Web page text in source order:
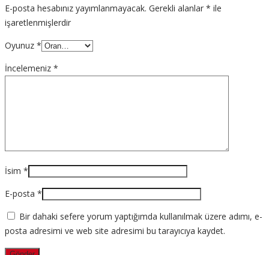
E-posta hesabınız yayımlanmayacak. Gerekli alanlar * ile
işaretlenmişlerdir
Oyunuz *
İncelemeniz *
İsim *
E-posta *
Bir dahaki sefere yorum yaptığımda kullanılmak üzere adımı, e-
posta adresimi ve web site adresimi bu tarayıcıya kaydet.